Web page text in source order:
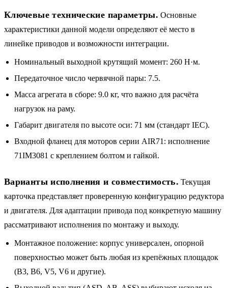
Ключевые технические параметры. Основные
характеристики данной модели определяют её место в
линейке приводов и возможности интеграции.
Номинальный выходной крутящий момент: 260 Н·м.
Передаточное число червячной пары: 7.5.
Масса агрегата в сборе: 9.0 кг, что важно для расчёта
нагрузок на раму.
Габарит двигателя по высоте оси: 71 мм (стандарт IEC).
Входной фланец для моторов серии AIR71: исполнение
71IM3081 с креплением болтом и гайкой.
Варианты исполнения и совместимость. Текущая
карточка представляет проверенную конфигурацию редуктора
и двигателя. Для адаптации привода под конкретную машину
рассматривают исполнения по монтажу и выходу.
Монтажное положение: корпус универсален, опорной
поверхностью может быть любая из крепёжных площадок
(B3, B6, V5, V6 и другие).